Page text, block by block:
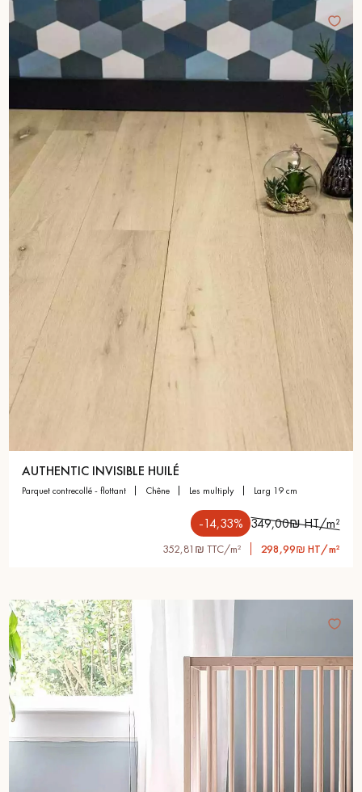
AUTHENTIC INVISIBLE HUILÉ
parquet contrecollé - flottant chêne les multiply larg 19 cm
-14,33% 349,00₪ HT/m²
352,81₪ TTC/m² 298,99₪ HT/m²